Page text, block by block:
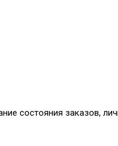
состояния заказов,